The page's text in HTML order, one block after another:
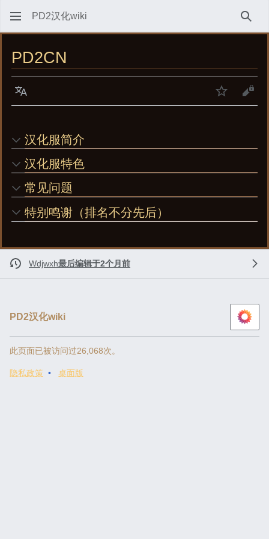
PD2汉化wiki 搜索
PD2CN
语言 监视 查看
汉化服简介
汉化服特色
常见问题
特别鸣谢（排名不分先后）
Wdjwxh最后编辑于2个月前
PD2汉化wiki
此页面已被访问过26,068次。
隐私政策 桌面版